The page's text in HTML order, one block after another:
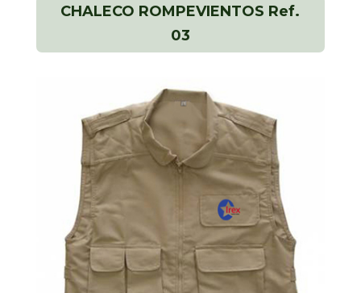
CHALECO ROMPEVIENTOS Ref.
03